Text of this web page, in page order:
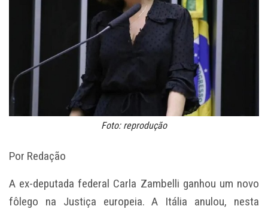
Foto: reprodução
Por Redação
A ex-deputada federal Carla Zambelli ganhou um novo
fôlego na Justiça europeia. A Itália anulou, nesta